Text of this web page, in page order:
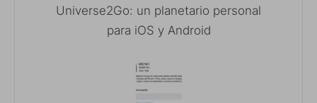
Universe2Go: un planetario personal
para iOS y Android